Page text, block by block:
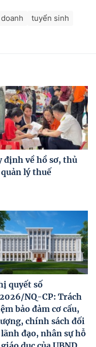
tuyển sinh
định về hồ sơ, thủ
lý thuế
quyết số
NQ-CP: Trách
bảo đảm cơ cấu,
chính sách đối
đạo, nhân sự hỗ